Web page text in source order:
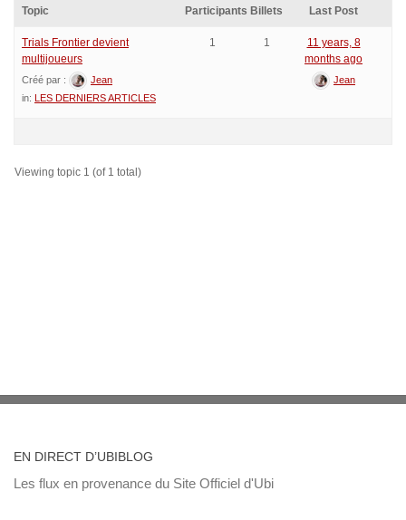
Topic Participants Billets Last Post
Trials Frontier devient
multijoueurs
Créé par :
Jean
in: LES DERNIERS ARTICLES
1 1
11 years, 8
months ago
Jean
Viewing topic 1 (of 1 total)
EN DIRECT D’UBIBLOG
Les flux en provenance du Site Officiel d'Ubi